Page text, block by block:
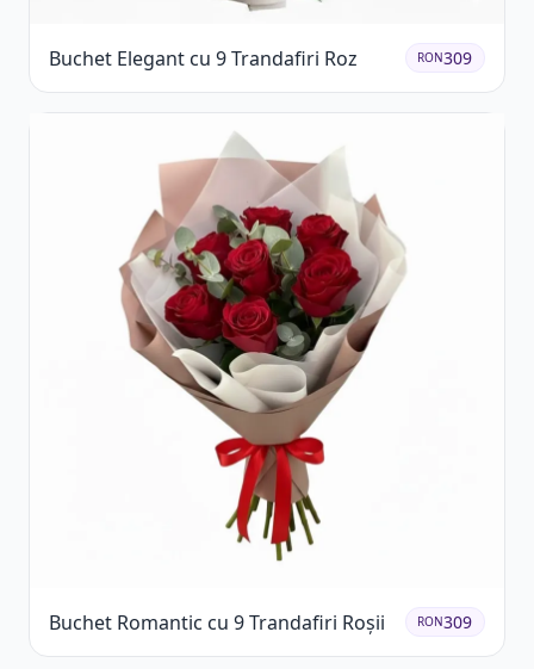
Buchet Elegant cu 9 Trandafiri Roz RON309
Buchet Romantic cu 9 Trandafiri Roșii RON309